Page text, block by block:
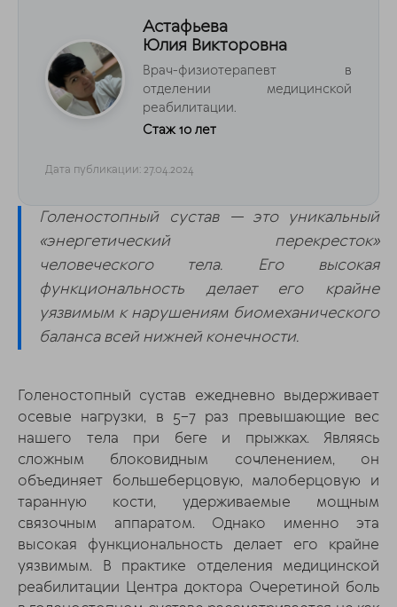
Астафьева
Юлия Викторовна
Врач-физиотерапевт в
отделении медицинской
реабилитации.
Стаж 10 лет
Дата публикации: 27.04.2024
Голеностопный сустав — это уникальный
«энергетический перекресток»
человеческого тела. Его высокая
функциональность делает его крайне
уязвимым к нарушениям биомеханического
баланса всей нижней конечности.
Голеностопный сустав ежедневно выдерживает
осевые нагрузки, в 5–7 раз превышающие вес
нашего тела при беге и прыжках. Являясь
сложным блоковидным сочленением, он
объединяет большеберцовую, малоберцовую и
таранную кости, удерживаемые мощным
связочным аппаратом. Однако именно эта
высокая функциональность делает его крайне
уязвимым. В практике отделения медицинской
реабилитации Центра доктора Очеретиной боль